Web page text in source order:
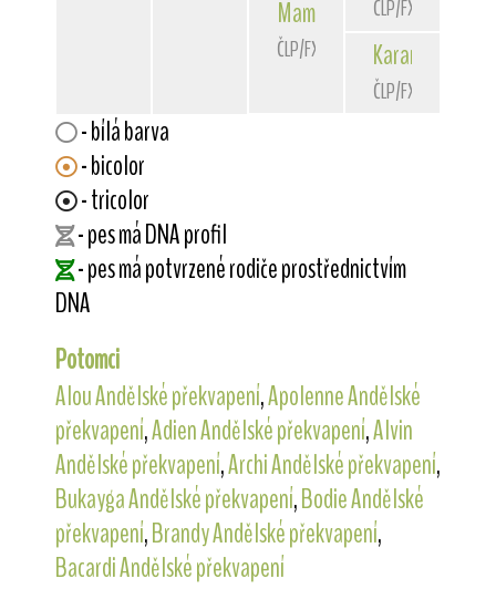
Mamba od Rytíře Malovce
ČLP/FXH/33579
ČLP/FXH/33607
Karamela
ČLP/FXH/31457
- bílá barva
- bicolor
- tricolor
- pes má DNA profil
- pes má potvrzené rodiče prostřednictvím
DNA
Potomci
Alou Andělské překvapení,Apolenne Andělské
překvapení,Adien Andělské překvapení,Alvin
Andělské překvapení,Archi Andělské překvapení,
Bukayga Andělské překvapení,Bodie Andělské
překvapení,Brandy Andělské překvapení,
Bacardi Andělské překvapení